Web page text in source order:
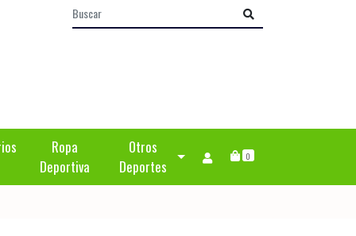
Ropa
Deportiva
Otros
Deportes
0